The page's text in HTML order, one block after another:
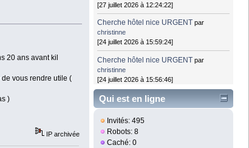
20 ans avant kil
vous rendre utile (
)
IP archivée
[27 juillet 2026 à 12:24:22]
Cherche hôtel nice URGENT par
christinne
[24 juillet 2026 à 15:59:24]
Cherche hôtel nice URGENT par
christinne
[24 juillet 2026 à 15:56:46]
Qui est en ligne
Invités: 495
Robots: 8
Caché: 0